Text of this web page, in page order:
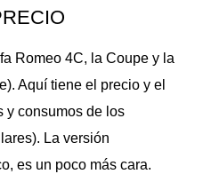
Romeo 4C, la Coupe y la
Aquí tiene el precio y el
y consumos de los
La versión
es un poco más cara.